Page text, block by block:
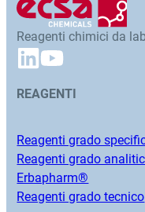
Reagenti chimici da
REAGENTI
Reagenti grado
Reagenti grado
Erbapharm®
Reagenti grado tecnico